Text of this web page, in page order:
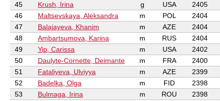
45
Krush, Irina g USA
2405
46
Maltsevskaya, Aleksandra m POL
2404
47
Balajayeva, Khanim m AZE
2404
48
Ambartsumova, Karina m RUS
2404
49
Yip, Carissa m USA
2402
50
Daulyte-Cornette, Deimante m FRA
2400
51
Fataliyeva, Ulviyya m AZE
2399
52
Badelka, Olga m FID
2398
53
Bulmaga, Irina m ROU
2398